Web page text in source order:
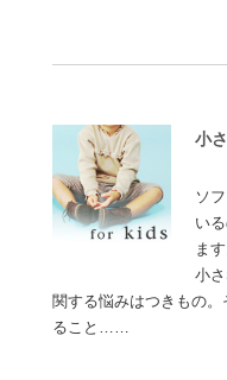
小
ソ
い
ます
小
関する悩みはつきもの。
ること……